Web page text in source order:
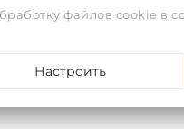
файлов cookie в
Настроить